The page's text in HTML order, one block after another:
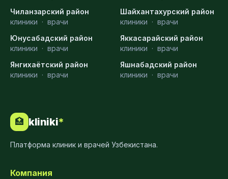
Чиланзарский район
клиники · врачи
Шайхантахурский район
клиники · врачи
Юнусабадский район
клиники · врачи
Яккасарайский район
клиники · врачи
Янгихаётский район
клиники · врачи
Яшнабадский район
клиники · врачи
🏥 kliniki*
Платформа клиник и врачей Узбекистана.
Компания